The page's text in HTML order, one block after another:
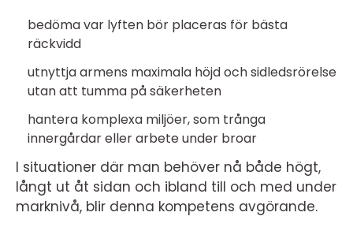
bedöma var lyften bör placeras för bästa
räckvidd
utnyttja armens maximala höjd och sidledsrörelse
utan att tumma på säkerheten
hantera komplexa miljöer, som trånga
innergårdar eller arbete under broar
I situationer där man behöver nå både högt,
långt ut åt sidan och ibland till och med under
marknivå, blir denna kompetens avgörande.